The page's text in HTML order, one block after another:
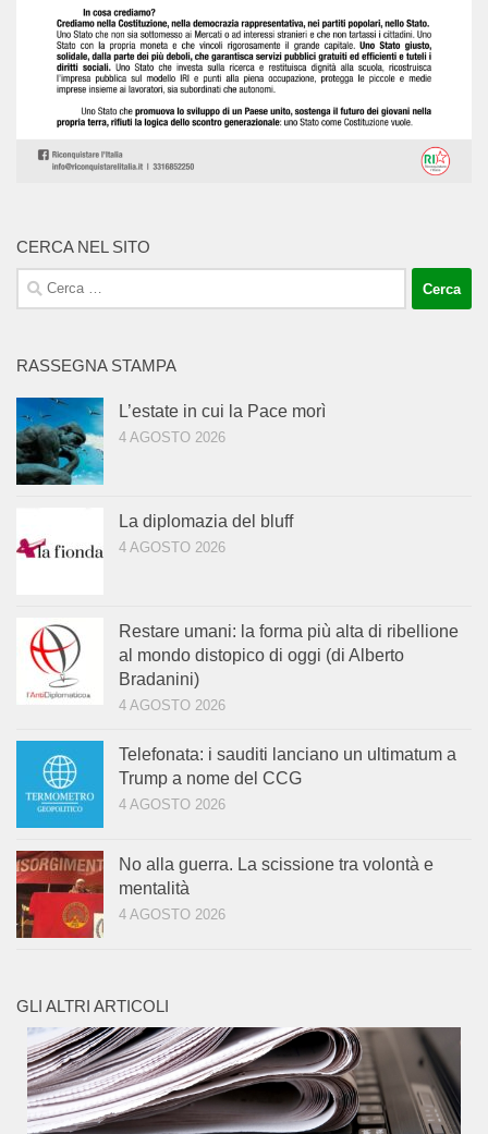
CERCA NEL SITO
Ricerca
per:
RASSEGNA STAMPA
L’estate in cui la Pace morì
4 AGOSTO 2026
La diplomazia del bluff
4 AGOSTO 2026
Restare umani: la forma più alta di ribellione
al mondo distopico di oggi (di Alberto
Bradanini)
4 AGOSTO 2026
Telefonata: i sauditi lanciano un ultimatum a
Trump a nome del CCG
4 AGOSTO 2026
No alla guerra. La scissione tra volontà e
mentalità
4 AGOSTO 2026
GLI ALTRI ARTICOLI